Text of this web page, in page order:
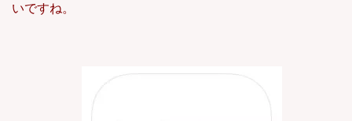
いですね。